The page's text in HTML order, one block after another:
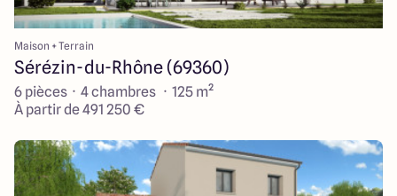
Maison + Terrain
Sérézin-du-Rhône (69360)
6 pièces · 4 chambres · 125 m²
À partir de 491 250 €